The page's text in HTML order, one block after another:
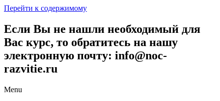
Перейти к содержимому
Если Вы не нашли необходимый для
Вас курс, то обратитесь на нашу
электронную почту: info@noc-
razvitie.ru
Menu